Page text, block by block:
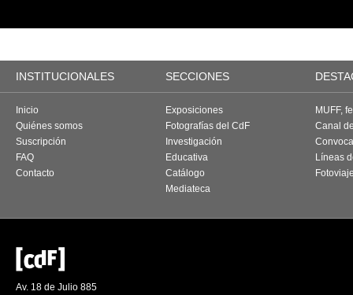
INSTITUCIONALES SECCIONES
Inicio
Quiénes somos
Suscripción
FAQ
Contacto
Exposiciones
Fotografías del CdF
Investigación
Educativa
Catálogo
Mediateca
MUFF,
Canal
Líneas
Av. 18 de Julio 885